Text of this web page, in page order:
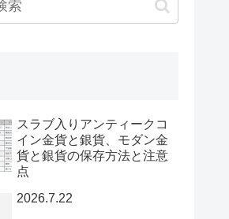
スラブ入りアンティークコ
イン金貨と銀貨、モダン金
貨と銀貨の保存方法と注意
点
2026.7.22